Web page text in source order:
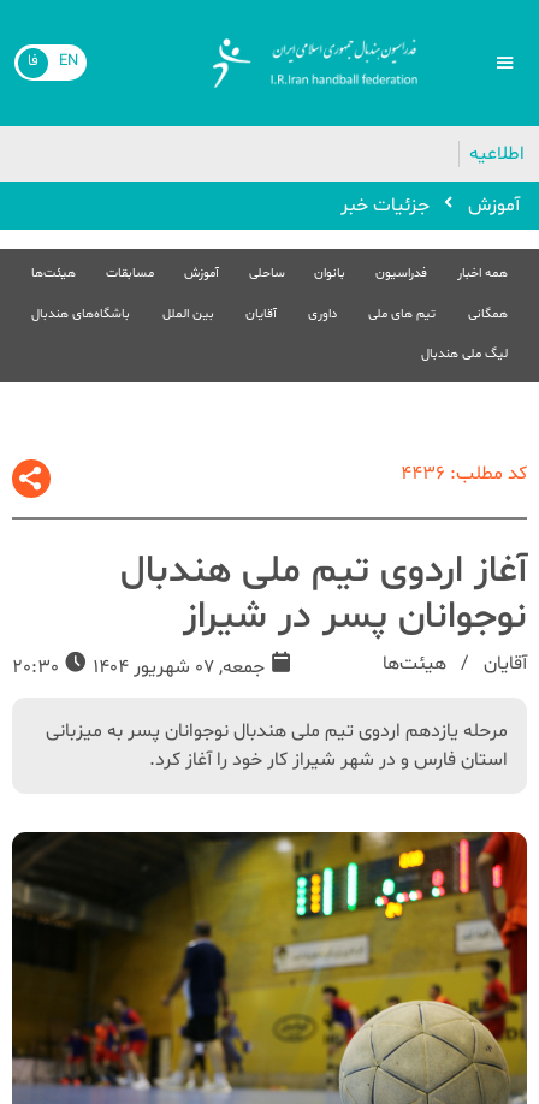
EN فا
اطلاعیه🔴
آموزش
جزئیات خبر
همه اخبار فدراسیون بانوان ساحلی آموزش مسابقات هیئت‌ها
همگانی تیم های ملی داوری آقایان بین الملل باشگاه‌های هندبال
لیگ ملی هندبال
کد مطلب: 4436
آغاز اردوی تیم ملی هندبال
نوجوانان پسر در شیراز
آقایان هیئت‌ها جمعه, 07 شهریور 1404
مرحله یازدهم اردوی تیم ملی هندبال نوجوانان پسر به میزبانی
استان فارس و در شهر شیراز کار خود را آغاز کرد.